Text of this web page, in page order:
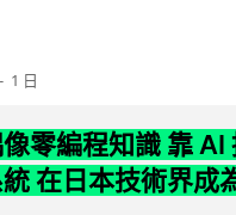
1 日
像零編程知識 靠 AI
在日本技術界成